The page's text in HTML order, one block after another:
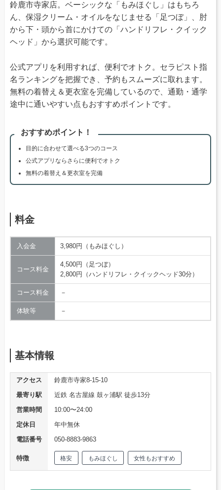
鈴鹿市寺家店。ベーシックな「もみほぐし」はもちろ
ん、保湿クリーム・オイルをなじませる「足つぼ」、肘
から下・頭から首にかけての「ハンドリフレ・クイック
ヘッド」から選択可能です。
公式アプリを利用すれば、便利でオトク。セラピスト指
名ランキングを把握でき、予約もスムーズに取れます。
無料の着替え＆更衣室を完備しているので、通勤・通学
途中に通いやすい点もおすすめポイントです。
おすすめポイント！
目的に合わせて選べる3つのコース
公式アプリならさらに便利でオトク
無料の着替え＆更衣室を完備
料金
入会金 3,980円（もみほぐし）
コース料金
4,500円（足つぼ）
2,800円（ハンドリフレ・クイックヘッド30分）
コース料金 －
体験等 －
基本情報
アクセス
鈴鹿市寺家8-15-10
最寄り駅
近鉄 名古屋線 鼓ヶ浦駅 徒歩13分
営業時間
10:00〜24:00
定休日
年中無休
電話番号
050-8883-9863
特徴 格安 もみほぐし 女性もおすすめ